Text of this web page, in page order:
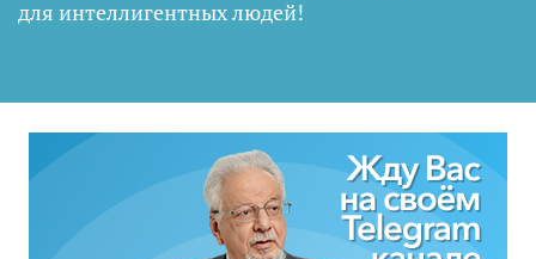
для интеллигентных людей!